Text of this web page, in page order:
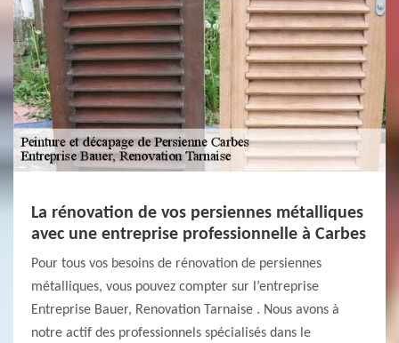
La rénovation de vos persiennes métalliques
avec une entreprise professionnelle à Carbes
Pour tous vos besoins de rénovation de persiennes
métalliques, vous pouvez compter sur l’entreprise
Entreprise Bauer, Renovation Tarnaise . Nous avons à
notre actif des professionnels spécialisés dans le